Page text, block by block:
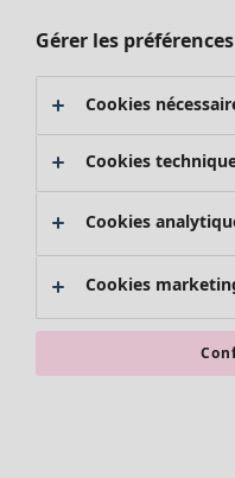
Les promos de Gudrun
Bonnes affaires en soldes
Gérer les
Cookies
Cookies
Cookies
Cookies